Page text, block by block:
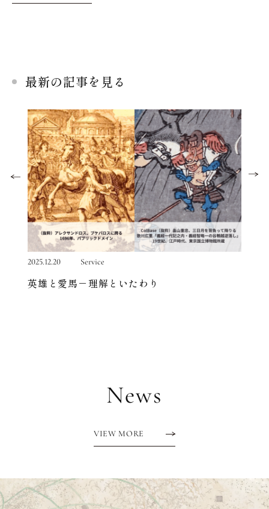
最新の記事を見る
2025.12.20 Service
英雄と愛馬－理解といたわり
News
VIEW MORE